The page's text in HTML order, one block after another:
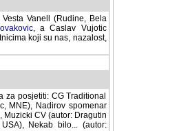
Vanell (Rudine, Bela
, a Caslav Vujotic
koji su nas, nazalost,
za posjetiti: CG Traditional
MNE), Nadirov spomenar
Muzicki CV (autor: Dragutin
Nekab bilo... (autor: